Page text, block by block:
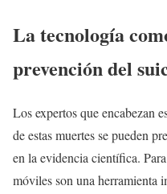
La tecnología
prevención del
Los expertos que encabezan
de estas muertes se pueden
en la evidencia científica.
móviles son una herramienta